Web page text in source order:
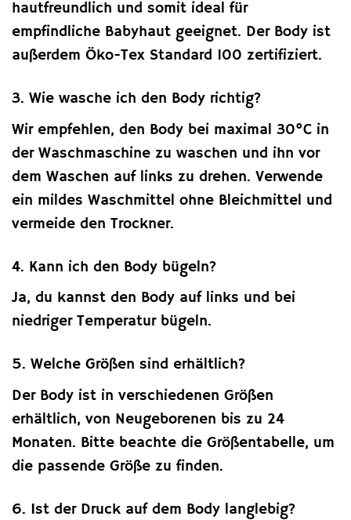
hautfreundlich und somit ideal für
empfindliche Babyhaut geeignet. Der Body ist
außerdem Öko-Tex Standard 100 zertifiziert.
3. Wie wasche ich den Body richtig?
Wir empfehlen, den Body bei maximal 30°C in
der Waschmaschine zu waschen und ihn vor
dem Waschen auf links zu drehen. Verwende
ein mildes Waschmittel ohne Bleichmittel und
vermeide den Trockner.
4. Kann ich den Body bügeln?
Ja, du kannst den Body auf links und bei
niedriger Temperatur bügeln.
5. Welche Größen sind erhältlich?
Der Body ist in verschiedenen Größen
erhältlich, von Neugeborenen bis zu 24
Monaten. Bitte beachte die Größentabelle, um
die passende Größe zu finden.
6. Ist der Druck auf dem Body langlebig?